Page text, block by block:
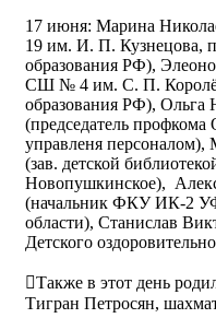
17 июня: Марина
19 им. И. П. Кузнецова,
образования РФ),
СШ № 4 им. С. П.
образования РФ),
(председатель
управленя
(зав. детской
Новопушкинское),
(начальник ФКУ ИК-2
области), Станислав
Детского
Также в этот день
Тигран Петросян,